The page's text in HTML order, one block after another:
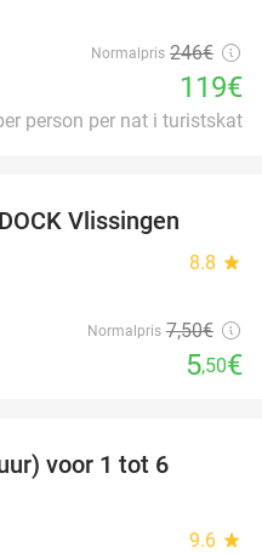
Normalpris 246€
119€
person per nat i turistskat
Vlissingen
8.8 star
Normalpris 7,50€
5,50€
voor 1 tot 6
9.6 star